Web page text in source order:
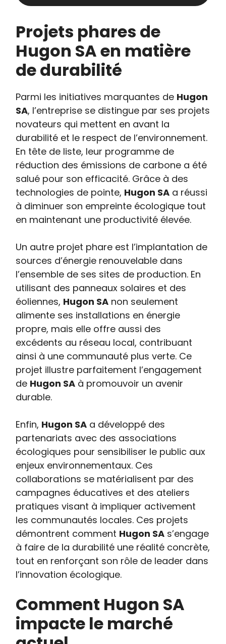
Projets phares de
Hugon SA en matière
de durabilité
Parmi les initiatives marquantes de Hugon
SA, l’entreprise se distingue par ses projets
novateurs qui mettent en avant la
durabilité et le respect de l’environnement.
En tête de liste, leur programme de
réduction des émissions de carbone a été
salué pour son efficacité. Grâce à des
technologies de pointe, Hugon SA a réussi
à diminuer son empreinte écologique tout
en maintenant une productivité élevée.
Un autre projet phare est l’implantation de
sources d’énergie renouvelable dans
l’ensemble de ses sites de production. En
utilisant des panneaux solaires et des
éoliennes, Hugon SA non seulement
alimente ses installations en énergie
propre, mais elle offre aussi des
excédents au réseau local, contribuant
ainsi à une communauté plus verte. Ce
projet illustre parfaitement l’engagement
de Hugon SA à promouvoir un avenir
durable.
Enfin, Hugon SA a développé des
partenariats avec des associations
écologiques pour sensibiliser le public aux
enjeux environnementaux. Ces
collaborations se matérialisent par des
campagnes éducatives et des ateliers
pratiques visant à impliquer activement
les communautés locales. Ces projets
démontrent comment Hugon SA s’engage
à faire de la durabilité une réalité concrète,
tout en renforçant son rôle de leader dans
l’innovation écologique.
Comment Hugon SA
impacte le marché